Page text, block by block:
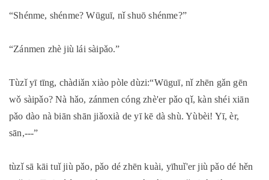
“Shénme, shénme? Wūguī, nǐ shuō shénme?”
“Zánmen zhè jiù lái sàipǎo.”
Tùzǐ yī tīng, chàdiǎn xiào pòle dùzi:“Wūguī, nǐ zhēn gǎn gēn
wǒ sàipǎo? Nà hǎo, zánmen cóng zhè'er pǎo qǐ, kàn shéi xiān
pǎo dào nà biān shān jiǎoxià de yī kē dà shù. Yùbèi! Yī, èr,
sān,---”
tùzǐ sā kāi tuǐ jiù pǎo, pǎo dé zhēn kuài, yīhuǐ'er jiù pǎo dé hěn